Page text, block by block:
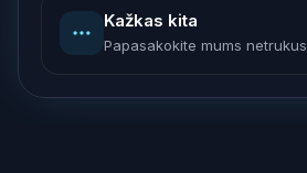
Kažkas kita
Papasakokite mums netrukus